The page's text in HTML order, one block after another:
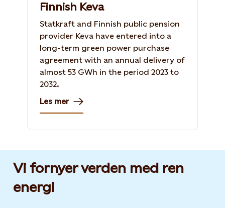
Finnish Keva
Statkraft and Finnish public pension
provider Keva have entered into a
long-term green power purchase
agreement with an annual delivery of
almost 53 GWh in the period 2023 to
2032.
Les mer
Vi fornyer verden med ren
energi